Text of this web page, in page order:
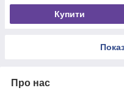
Купити
Про нас